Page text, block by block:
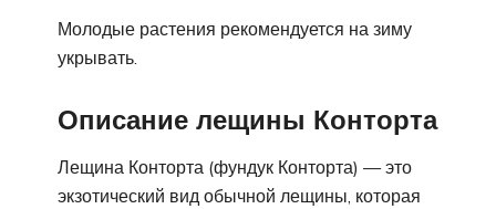
Молодые растения рекомендуется на зиму
укрывать.
Описание лещины Конторта
Лещина Конторта (фундук Конторта) — это
экзотический вид обычной лещины, которая